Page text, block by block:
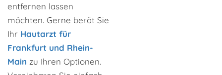
entfernen lassen
möchten. Gerne berät Sie
Ihr Hautarzt für
Frankfurt und Rhein-
Main zu Ihren Optionen.